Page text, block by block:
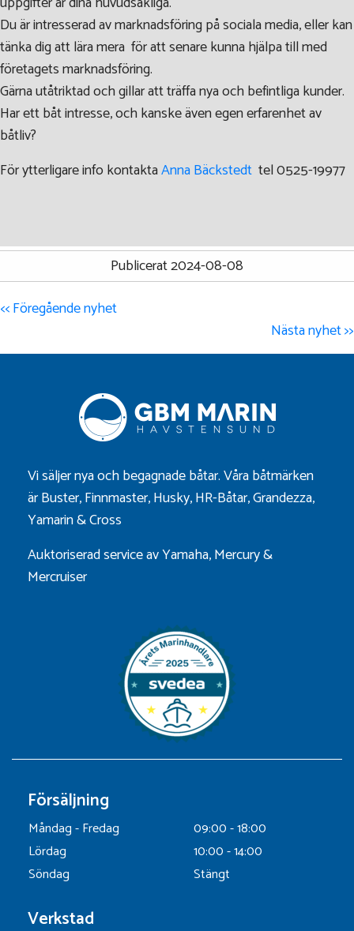
Du är intresserad av marknadsföring på sociala media, eller kan
tänka dig att lära mera för att senare kunna hjälpa till med
företagets marknadsföring.
Gärna utåtriktad och gillar att träffa nya och befintliga kunder.
Har ett båt intresse, och kanske även egen erfarenhet av
båtliv?
För ytterligare info kontaktaAnna Bäckstedt tel 0525-19977
Publicerat 2024-08-08
<< Föregående nyhet
Nästa nyhet >>
Vi säljer nya och begagnade båtar. Våra båtmärken
ärBuster,Finnmaster,Husky,HR-Båtar,Grandezza,
Yamarin&Cross
Auktoriserad service av Yamaha, Mercury &
Mercruiser
Försäljning
Måndag - Fredag
09:00 - 18:00
Lördag
10:00 - 14:00
Söndag
Stängt
Verkstad